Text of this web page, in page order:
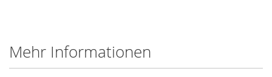
Mehr Informationen